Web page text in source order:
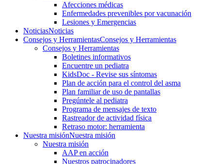
Afecciones médicas
Enfermedades prevenibles por vacunación
Lesiones y Emergencias
NoticiasNoticias
Consejos y HerramientasConsejos y Herramientas
Consejos y Herramientas
Boletines informativos
Encuentre un pediatra
KidsDoc - Revise sus síntomas
Plan de acción para el control del asma
Plan familiar de uso de pantallas
Pregúntele al pediatra
Programa de mensajes de texto
Rastre​​ador de activida​d física
Retraso motor: herramienta
Nuestra misiónNuestra misión
Nuestra misión
AAP en acción
Nuestros patrocinadores